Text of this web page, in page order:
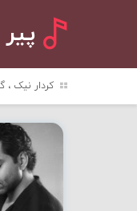
کردار نیک ،